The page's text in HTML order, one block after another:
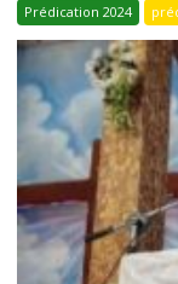
Prédication 2024